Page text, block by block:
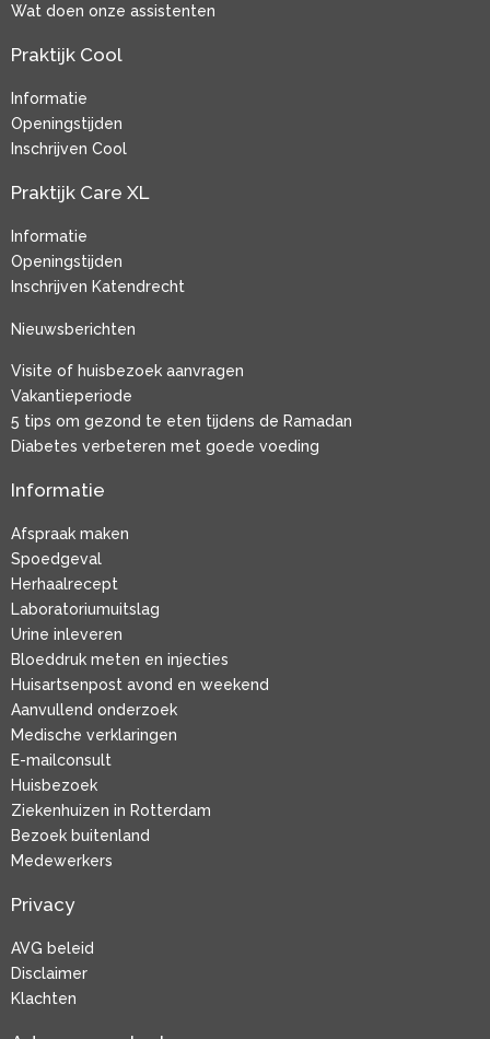
Wat doen onze assistenten
Praktijk Cool
Informatie
Openingstijden
Inschrijven Cool
Praktijk Care XL
Informatie
Openingstijden
Inschrijven Katendrecht
Nieuwsberichten
Visite of huisbezoek aanvragen
Vakantieperiode
5 tips om gezond te eten tijdens de Ramadan
Diabetes verbeteren met goede voeding
Informatie
Afspraak maken
Spoedgeval
Herhaalrecept
Laboratoriumuitslag
Urine inleveren
Bloeddruk meten en injecties
Huisartsenpost avond en weekend
Aanvullend onderzoek
Medische verklaringen
E-mailconsult
Huisbezoek
Ziekenhuizen in Rotterdam
Bezoek buitenland
Medewerkers
Privacy
AVG beleid
Disclaimer
Klachten